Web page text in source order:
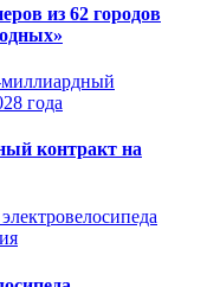
из 62 городов
контракт на